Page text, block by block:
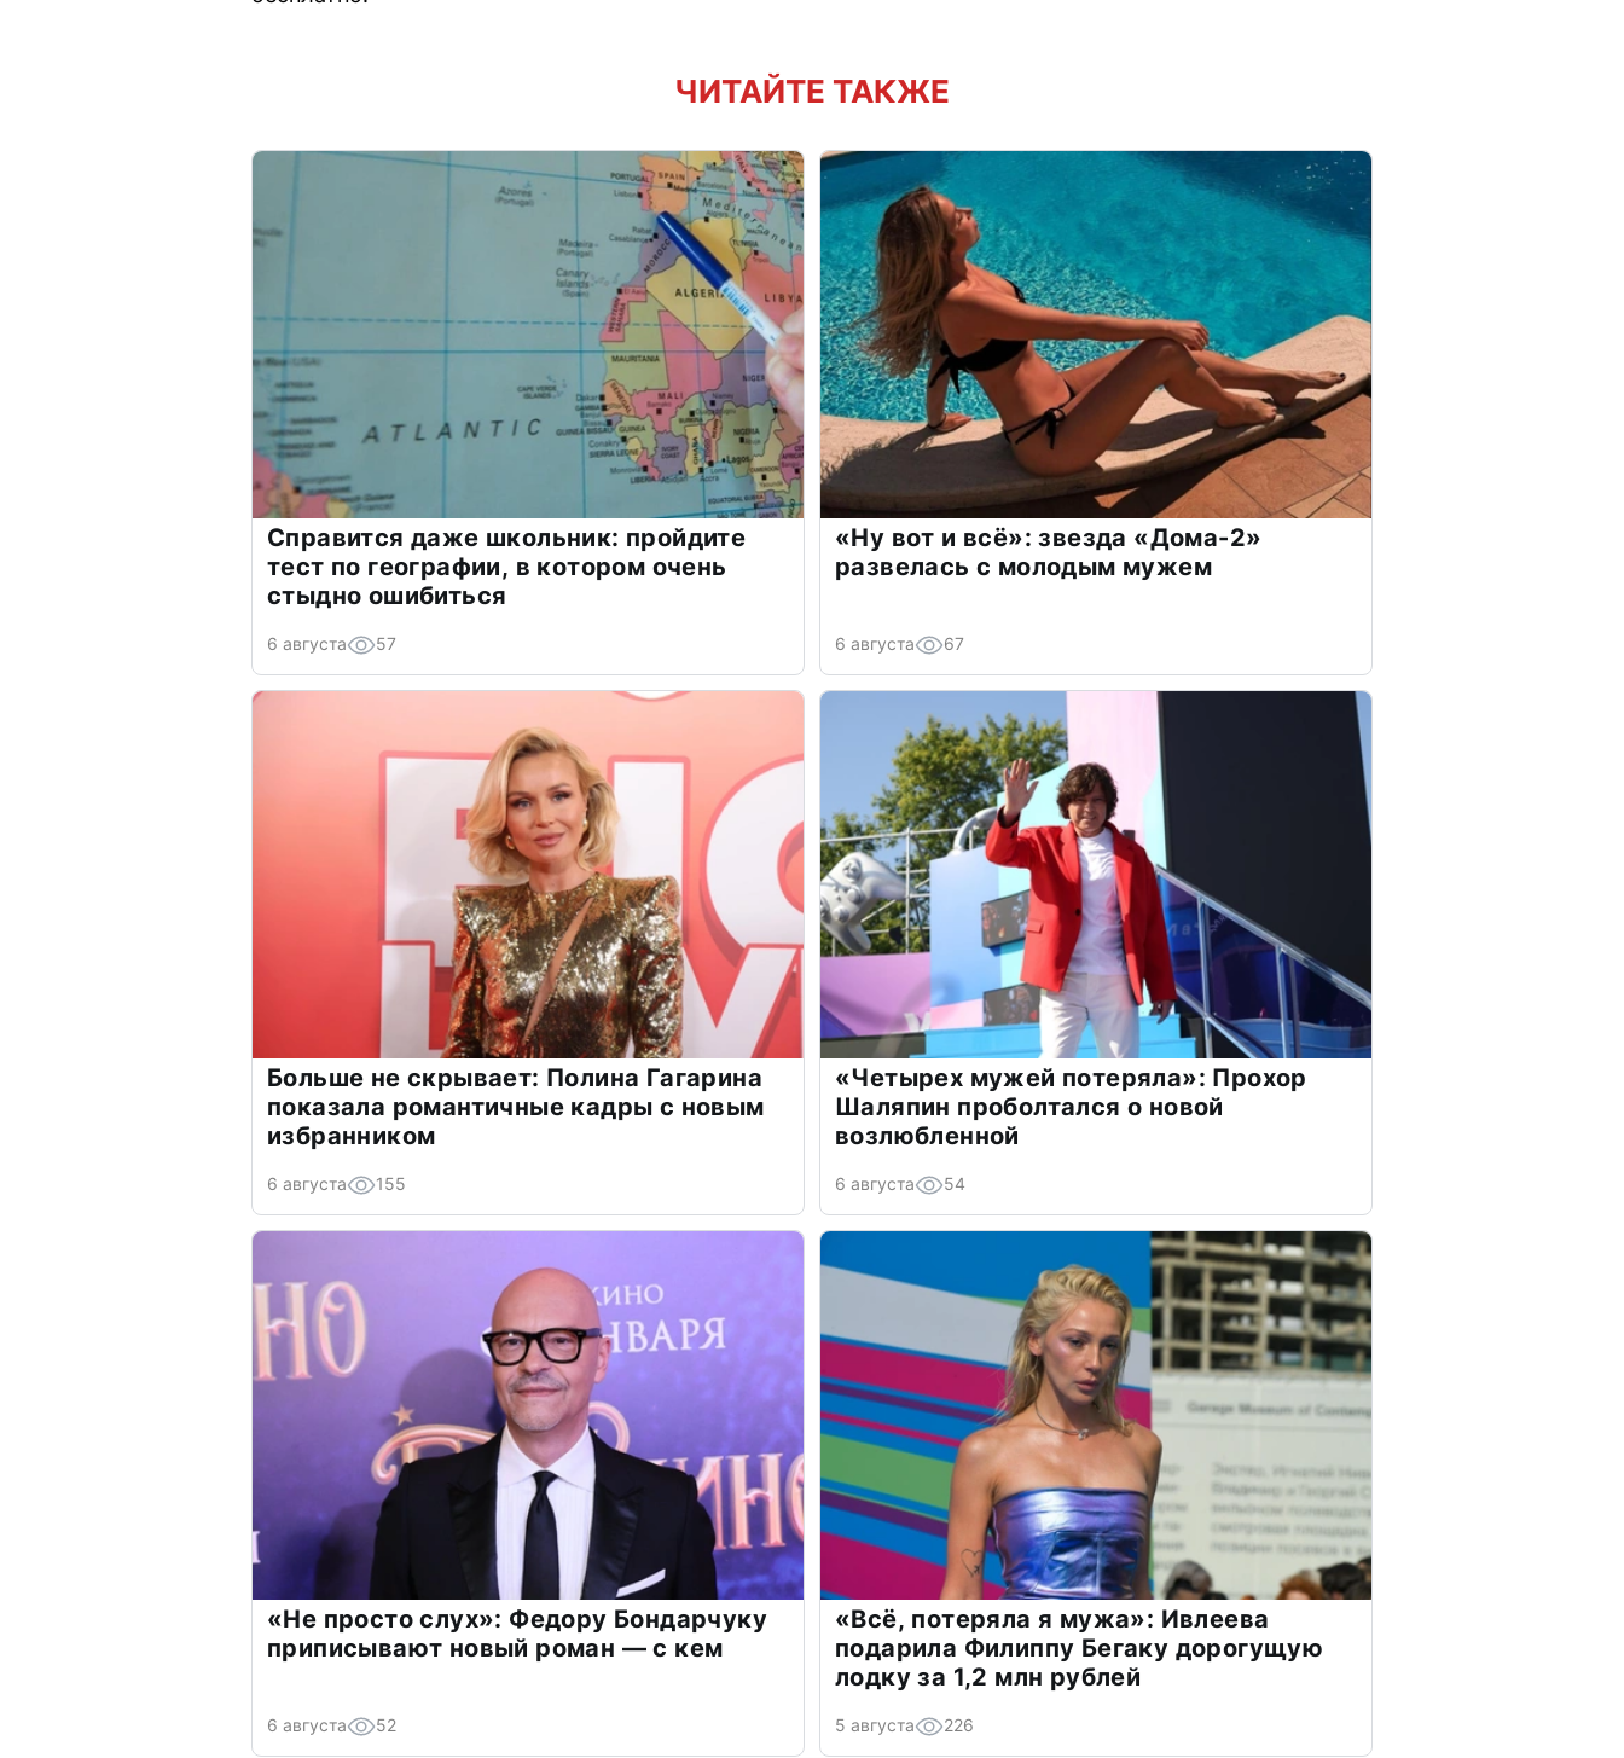
ЧИТАЙТЕ ТАКЖЕ
Справится даже школьник: пройдите
тест по географии, в котором очень
стыдно ошибиться
6 августа 57
«Ну вот и всё»: звезда «Дома-2»
развелась с молодым мужем
6 августа 67
Больше не скрывает: Полина Гагарина
показала романтичные кадры с новым
избранником
6 августа 155
«Четырех мужей потеряла»: Прохор
Шаляпин проболтался о новой
возлюбленной
6 августа 54
«Не просто слух»: Федору Бондарчуку
приписывают новый роман — с кем
6 августа 52
«Всё, потеряла я мужа»: Ивлеева
подарила Филиппу Бегаку дорогущую
лодку за 1,2 млн рублей
5 августа 226